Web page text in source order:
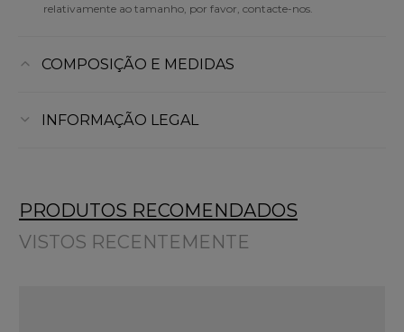
relativamente ao tamanho, por favor, contacte-nos.
COMPOSIÇÃO E MEDIDAS
INFORMAÇÃO LEGAL
PRODUTOS RECOMENDADOS
VISTOS RECENTEMENTE